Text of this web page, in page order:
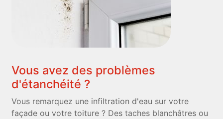
Vous avez des problèmes
d'étanchéité ?
Vous remarquez une infiltration d'eau sur votre
façade ou votre toiture ? Des taches blanchâtres ou